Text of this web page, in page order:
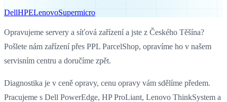
DellHPELenovoSupermicro
Opravujeme servery a síťová zařízení a jste z Českého Těšína?
Pošlete nám zařízení přes PPL ParcelShop, opravíme ho v našem
servisním centru a doručíme zpět.
Diagnostika je v ceně opravy, cenu opravy vám sdělíme předem.
Pracujeme s Dell PowerEdge, HP ProLiant, Lenovo ThinkSystem a